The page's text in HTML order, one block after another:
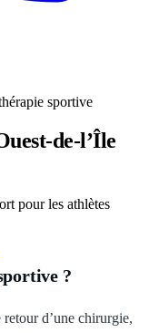
sportive
de-l’Île
pour les athlètes
?
d’une chirurgie,